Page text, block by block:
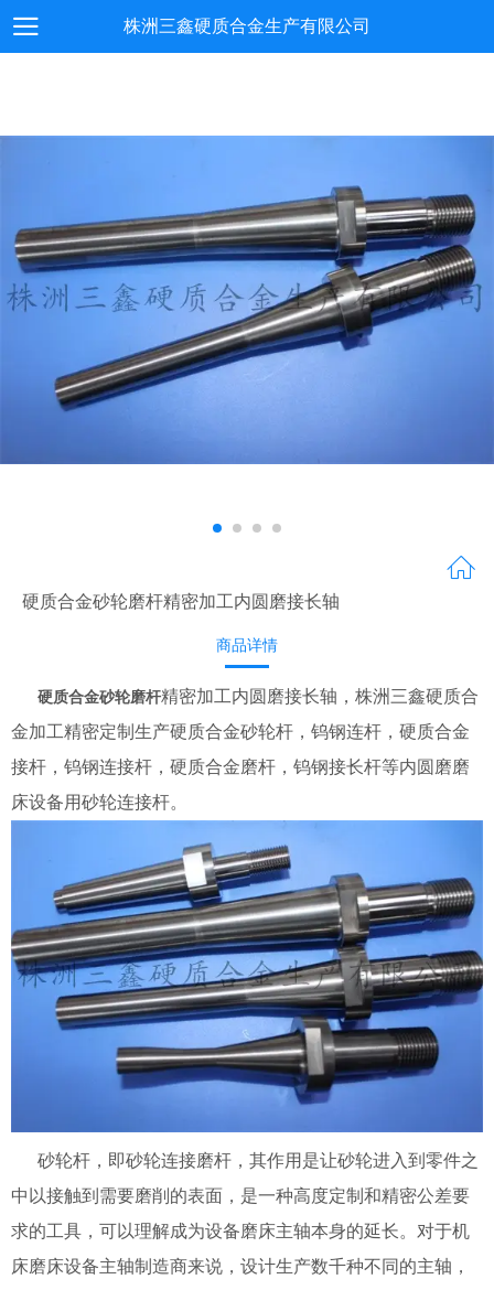
株洲三鑫硬质合金生产有限公司
硬质合金砂轮磨杆精密加工内圆磨接长轴
商品详情
硬质合金砂轮磨杆精密加工内圆磨接长轴，株洲三鑫硬质合
金加工精密定制生产硬质合金砂轮杆，钨钢连杆，硬质合金
接杆，钨钢连接杆，硬质合金磨杆，钨钢接长杆等内圆磨磨
床设备用砂轮连接杆。
砂轮杆，即砂轮连接磨杆，其作用是让砂轮进入到零件之
中以接触到需要磨削的表面，是一种高度定制和精密公差要
求的工具，可以理解成为设备磨床主轴本身的延长。对于机
床磨床设备主轴制造商来说，设计生产数千种不同的主轴，